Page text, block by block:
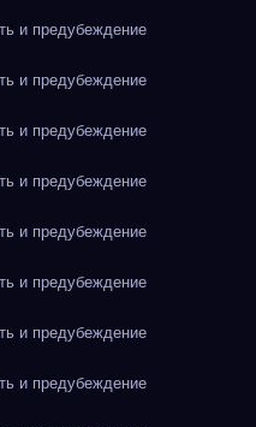
и предубеждение
и предубеждение
и предубеждение
и предубеждение
и предубеждение
и предубеждение
и предубеждение
и предубеждение